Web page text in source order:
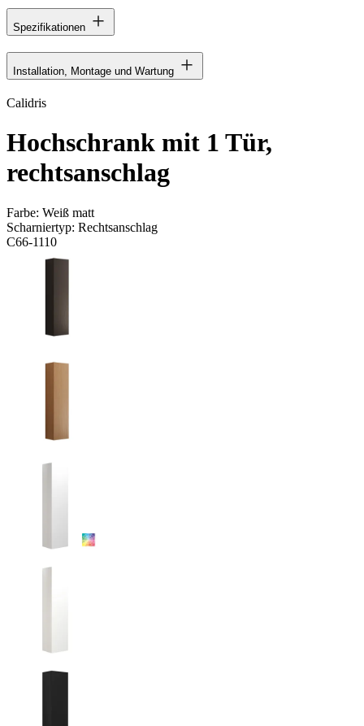
Spezifikationen
Installation, Montage und Wartung
Calidris
Hochschrank mit 1 Tür,
rechtsanschlag
Farbe: Weiß matt
Scharniertyp: Rechtsanschlag
C66-1110